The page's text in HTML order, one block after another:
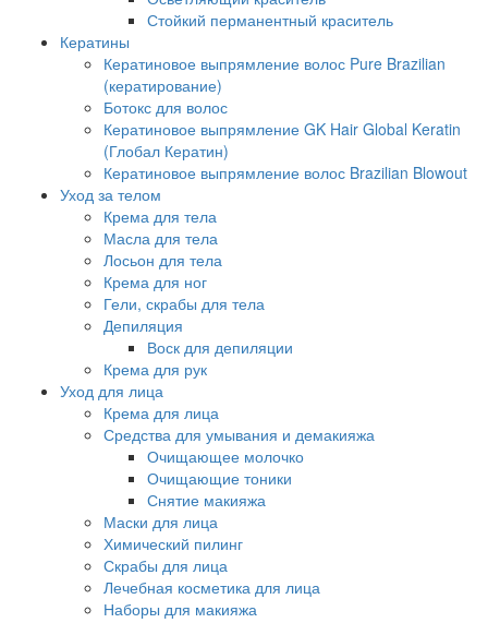
Стойкий перманентный краситель
Кератины
Кератиновое выпрямление волос Pure Brazilian
(кератирование)
Ботокс для волос
Кератиновое выпрямление GK Hair Global Keratin
(Глобал Кератин)
Кератиновое выпрямление волос Brazilian Blowout
Уход за телом
Крема для тела
Масла для тела
Лосьон для тела
Крема для ног
Гели, скрабы для тела
Депиляция
Воск для депиляции
Крема для рук
Уход для лица
Крема для лица
Средства для умывания и демакияжа
Очищающее молочко
Очищающие тоники
Снятие макияжа
Маски для лица
Химический пилинг
Скрабы для лица
Лечебная косметика для лица
Наборы для макияжа